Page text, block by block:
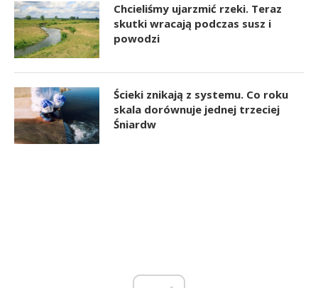
Chcieliśmy ujarzmić rzeki. Teraz
skutki wracają podczas susz i
powodzi
Ścieki znikają z systemu. Co roku
skala dorównuje jednej trzeciej
Śniardw